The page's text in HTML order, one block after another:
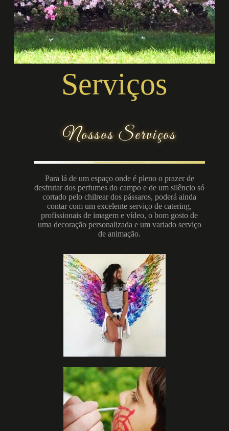
Serviços
Nossos Serviços
Para lá de um espaço onde é pleno o prazer de
desfrutar dos perfumes do campo e de um silêncio só
cortado pelo chilrear dos pássaros, poderá ainda
contar com um excelente serviço de catering,
profissionais de imagem e vídeo, o bom gosto de
uma decoração personalizada e um variado serviço
de animação.